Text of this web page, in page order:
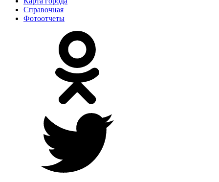
Справочная
Фотоотчеты